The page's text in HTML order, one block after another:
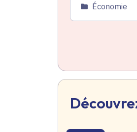
Catégorie
Économie